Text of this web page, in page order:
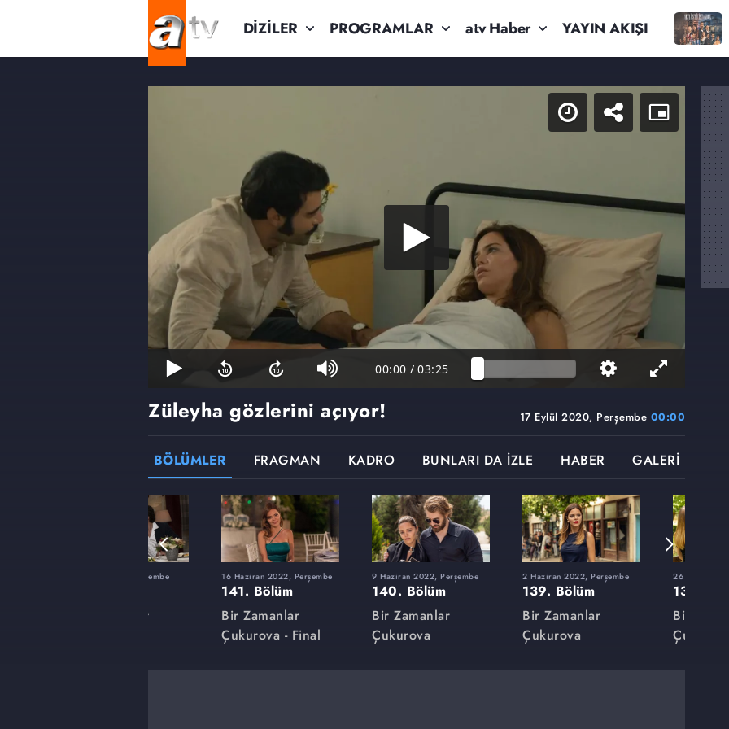
DİZİLER PROGRAMLAR atv Haber YAYIN AKIŞI
00:00 / 03:25
17 Eylül 2020, Perşembe 00:00
Züleyha gözlerini açıyor!
BÖLÜMLER FRAGMAN KADRO BUNLARI DA İZLE HABER GALERİ
10 Mart 2022, Perşembe
Bir Zamanlar
16 Haziran 2022, Perşembe
141. Bölüm
Bir Zamanlar
Çukurova - Final
9 Haziran 2022, Perşembe
140. Bölüm
Bir Zamanlar
Çukurova
2 Haziran 2022, Perşembe
139. Bölüm
Bir Zamanlar
Çukurova
26 Mayıs
138.
Bir
Çukurova